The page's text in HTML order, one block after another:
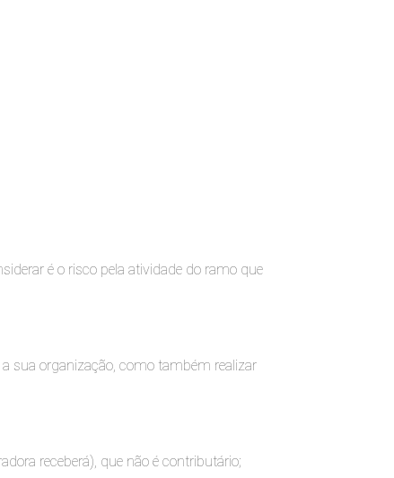
é o risco pela atividade do ramo que
sua organização, como também realizar
receberá), que não é contributário;